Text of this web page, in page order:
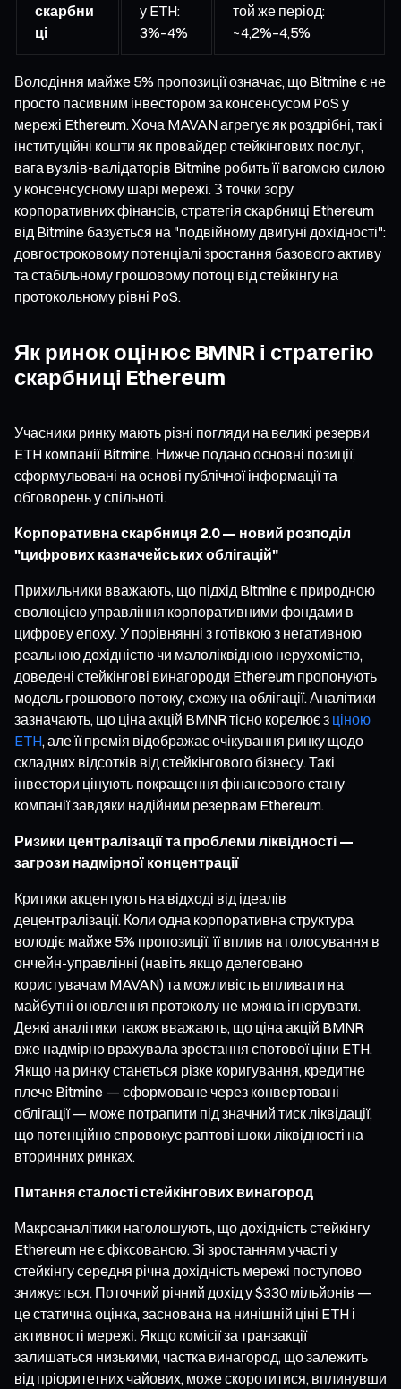
скарбни
ці
у ETH:
3%–4%
той же період:
~4,2%–4,5%
Володіння майже 5% пропозиції означає, що Bitmine є не
просто пасивним інвестором за консенсусом PoS у
мережі Ethereum. Хоча MAVAN агрегує як роздрібні, так і
інституційні кошти як провайдер стейкінгових послуг,
вага вузлів-валідаторів Bitmine робить її вагомою силою
у консенсусному шарі мережі. З точки зору
корпоративних фінансів, стратегія скарбниці Ethereum
від Bitmine базується на "подвійному двигуні дохідності":
довгостроковому потенціалі зростання базового активу
та стабільному грошовому потоці від стейкінгу на
протокольному рівні PoS.
Як ринок оцінює BMNR і стратегію
скарбниці Ethereum
Учасники ринку мають різні погляди на великі резерви
ETH компанії Bitmine. Нижче подано основні позиції,
сформульовані на основі публічної інформації та
обговорень у спільноті.
Корпоративна скарбниця 2.0 — новий розподіл
"цифрових казначейських облігацій"
Прихильники вважають, що підхід Bitmine є природною
еволюцією управління корпоративними фондами в
цифрову епоху. У порівнянні з готівкою з негативною
реальною дохідністю чи малоліквідною нерухомістю,
доведені стейкінгові винагороди Ethereum пропонують
модель грошового потоку, схожу на облігації. Аналітики
зазначають, що ціна акцій BMNR тісно корелює з ціною
ETH, але її премія відображає очікування ринку щодо
складних відсотків від стейкінгового бізнесу. Такі
інвестори цінують покращення фінансового стану
компанії завдяки надійним резервам Ethereum.
Ризики централізації та проблеми ліквідності —
загрози надмірної концентрації
Критики акцентують на відході від ідеалів
децентралізації. Коли одна корпоративна структура
володіє майже 5% пропозиції, її вплив на голосування в
ончейн-управлінні (навіть якщо делеговано
користувачам MAVAN) та можливість впливати на
майбутні оновлення протоколу не можна ігнорувати.
Деякі аналітики також вважають, що ціна акцій BMNR
вже надмірно врахувала зростання спотової ціни ETH.
Якщо на ринку станеться різке коригування, кредитне
плече Bitmine — сформоване через конвертовані
облігації — може потрапити під значний тиск ліквідації,
що потенційно спровокує раптові шоки ліквідності на
вторинних ринках.
Питання сталості стейкінгових винагород
Макроаналітики наголошують, що дохідність стейкінгу
Ethereum не є фіксованою. Зі зростанням участі у
стейкінгу середня річна дохідність мережі поступово
знижується. Поточний річний дохід у $330 мільйонів —
це статична оцінка, заснована на нинішній ціні ETH і
активності мережі. Якщо комісії за транзакції
залишаться низькими, частка винагород, що залежить
від пріоритетних чайових, може скоротитися, вплинувши